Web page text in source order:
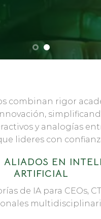
combinan rigor
y analogías
lideres con
ALIADOS EN
ARTIFICIAL
de IA para CEOs,